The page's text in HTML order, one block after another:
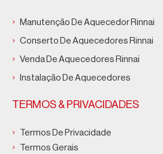
Manutenção De Aquecedor Rinnai
Conserto De Aquecedores Rinnai
Venda De Aquecedores Rinnai
Instalação De Aquecedores
TERMOS & PRIVACIDADES
Termos De Privacidade
Termos Gerais